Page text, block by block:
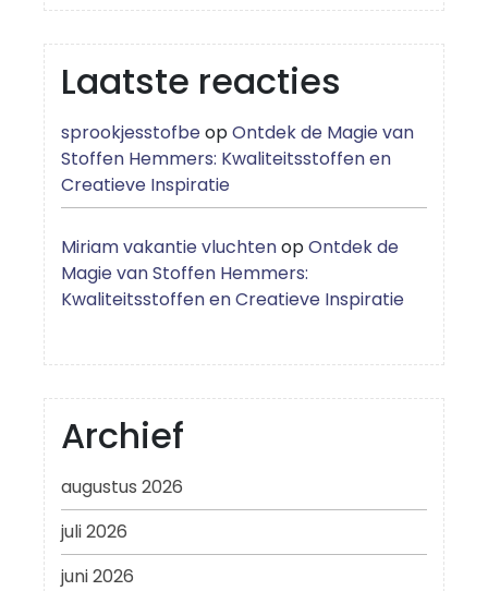
Laatste reacties
sprookjesstofbeopOntdek de Magie van
Stoffen Hemmers: Kwaliteitsstoffen en
Creatieve Inspiratie
Miriam vakantie vluchtenopOntdek de
Magie van Stoffen Hemmers:
Kwaliteitsstoffen en Creatieve Inspiratie
Archief
augustus 2026
juli 2026
juni 2026